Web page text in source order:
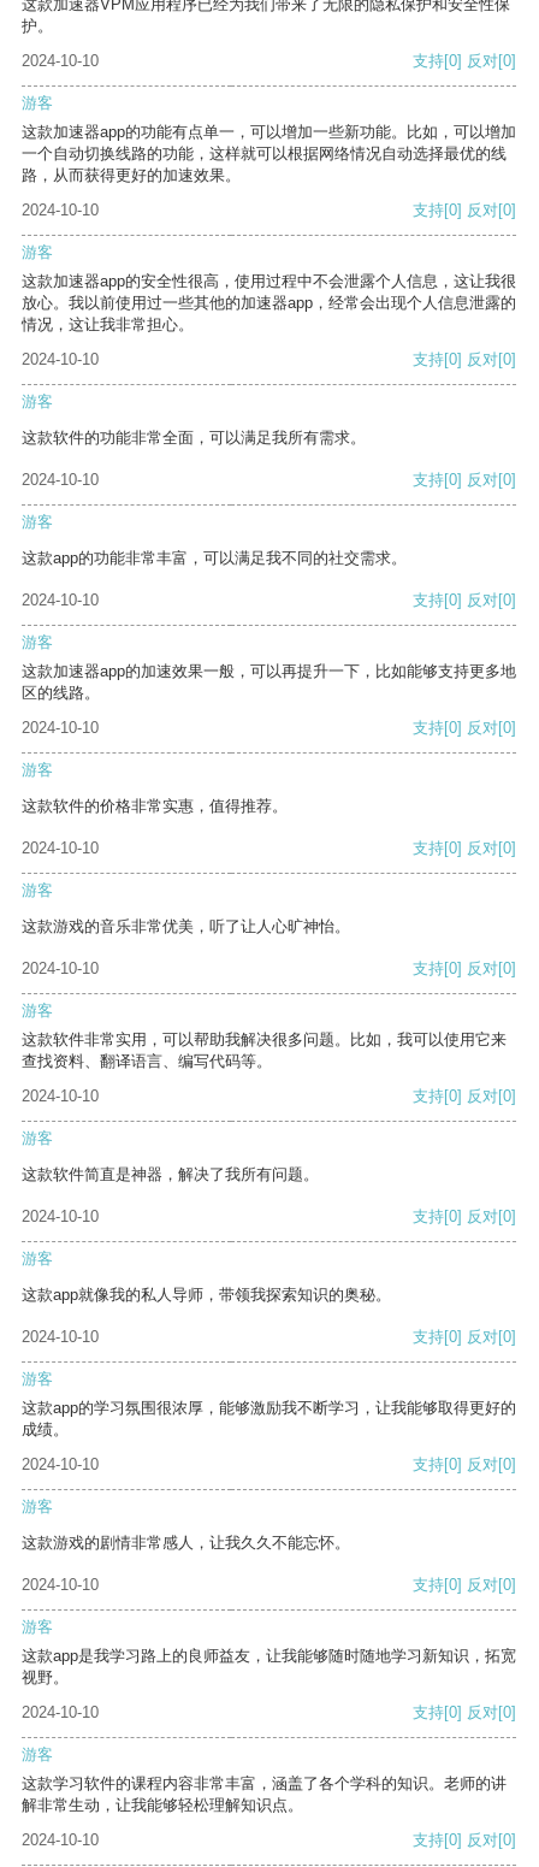
这款加速器VPM应用程序已经为我们带来了无限的隐私保护和安全性保
护。
2024-10-10
支持[0] 反对[0]
游客
这款加速器app的功能有点单一，可以增加一些新功能。比如，可以增加
一个自动切换线路的功能，这样就可以根据网络情况自动选择最优的线
路，从而获得更好的加速效果。
2024-10-10
支持[0] 反对[0]
游客
这款加速器app的安全性很高，使用过程中不会泄露个人信息，这让我很
放心。我以前使用过一些其他的加速器app，经常会出现个人信息泄露的
情况，这让我非常担心。
2024-10-10
支持[0] 反对[0]
游客
这款软件的功能非常全面，可以满足我所有需求。
2024-10-10 支持[0] 反对[0]
游客
这款app的功能非常丰富，可以满足我不同的社交需求。
2024-10-10 支持[0] 反对[0]
游客
这款加速器app的加速效果一般，可以再提升一下，比如能够支持更多地
区的线路。
2024-10-10
支持[0] 反对[0]
游客
这款软件的价格非常实惠，值得推荐。
2024-10-10 支持[0] 反对[0]
游客
这款游戏的音乐非常优美，听了让人心旷神怡。
2024-10-10 支持[0] 反对[0]
游客
这款软件非常实用，可以帮助我解决很多问题。比如，我可以使用它来
查找资料、翻译语言、编写代码等。
2024-10-10
支持[0] 反对[0]
游客
这款软件简直是神器，解决了我所有问题。
2024-10-10 支持[0] 反对[0]
游客
这款app就像我的私人导师，带领我探索知识的奥秘。
2024-10-10 支持[0] 反对[0]
游客
这款app的学习氛围很浓厚，能够激励我不断学习，让我能够取得更好的
成绩。
2024-10-10
支持[0] 反对[0]
游客
这款游戏的剧情非常感人，让我久久不能忘怀。
2024-10-10 支持[0] 反对[0]
游客
这款app是我学习路上的良师益友，让我能够随时随地学习新知识，拓宽
视野。
2024-10-10
支持[0] 反对[0]
游客
这款学习软件的课程内容非常丰富，涵盖了各个学科的知识。老师的讲
解非常生动，让我能够轻松理解知识点。
2024-10-10
支持[0] 反对[0]